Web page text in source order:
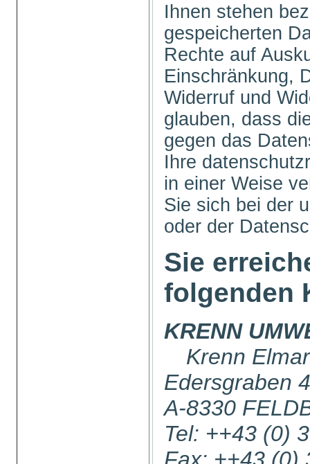
Ihnen stehen
gespeicherten
Rechte auf
Einschränkung,
Widerruf und
glauben, dass
gegen das
Ihre
in einer Weise
Sie sich bei der
oder der
Sie
folgenden
KRENN
Krenn Elmar
Edersgraben
A-8330
Tel: ++43 (0)
Fax: ++43 (0)